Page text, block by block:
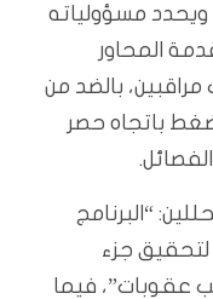
ويحدد مسؤولياته
المحاور
بالضد من
باتجاه حصر
“البرنامج
يحتاج 25 سنة لتحقيق جزء
عقوبات”، فيما